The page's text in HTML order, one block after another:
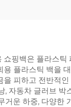
쇼핑백은 플라스
용 플라스틱 백을
을 피하고 전반적
, 자동차 글러브
거운 하중, 다양한